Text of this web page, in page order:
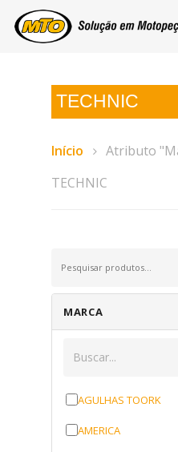
TECHNIC
Início
Atributo
TECHNIC
por:
MARCA
AGULHAS TOORK
AMERICA